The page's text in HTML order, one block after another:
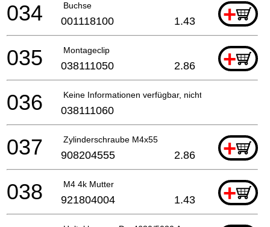
Buchse +
034 001118100 1.43
Montageclip +
035 038111050 2.86
Keine Informationen verfügbar, nicht bestellbar
036 038111060
Zylinderschraube M4x55 +
037 908204555 2.86
M4 4k Mutter +
038 921804004 1.43